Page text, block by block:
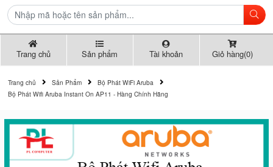
Trang chủ Sản phẩm Tài khoản Giỏ hàng(0)
Trang chủ Sản Phẩm
Bộ Phát WiFi Aruba
Bộ Phát Wifi Aruba Instant On AP11 - Hàng Chính Hãng